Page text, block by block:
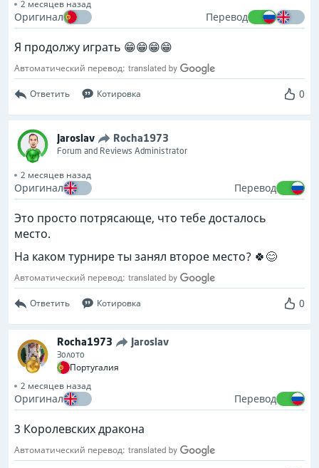
2 месяцев назад
Оригинал Перевод
Я продолжу играть 😁😁😁😁
Автоматический перевод:
Ответить Котировка 0
Jaroslav Rocha1973
Forum and Reviews Administrator
2 месяцев назад
Оригинал Перевод
Это просто потрясающе, что тебе досталось
место.
На каком турнире ты занял второе место? 🍀😊
Автоматический перевод:
Ответить Котировка 0
Rocha1973 Jaroslav
Золото
Португалия
2 месяцев назад
Оригинал Перевод
3 Королевских дракона
Автоматический перевод: